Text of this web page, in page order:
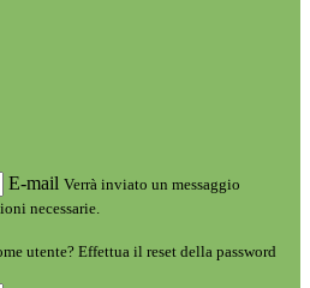
E-mail Verrà inviato un messaggio
necessarie.
utente? Effettua il reset della password